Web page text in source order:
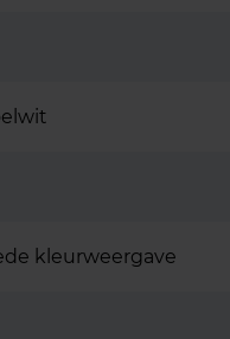
kleurweergave